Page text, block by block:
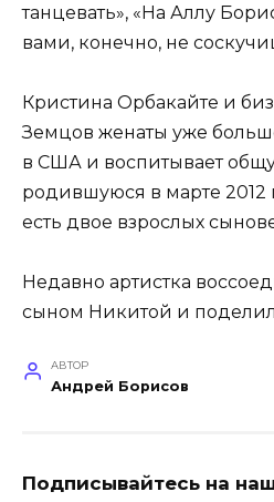
танцевать», «На Аллу
вами, конечно, не
Кристина Орбакайте и
Земцов женаты уже
в США и воспитывает
родившуюся в марте 2012
есть двое взрослых
Недавно артистка
сыном Никитой и
АВТОР
Андрей Борисов
Подписывайтесь на